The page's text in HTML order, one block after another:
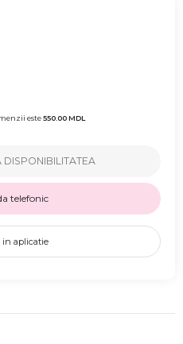
este550.00MDL
DISPONIBILITATEA
telefonic
in aplicatie